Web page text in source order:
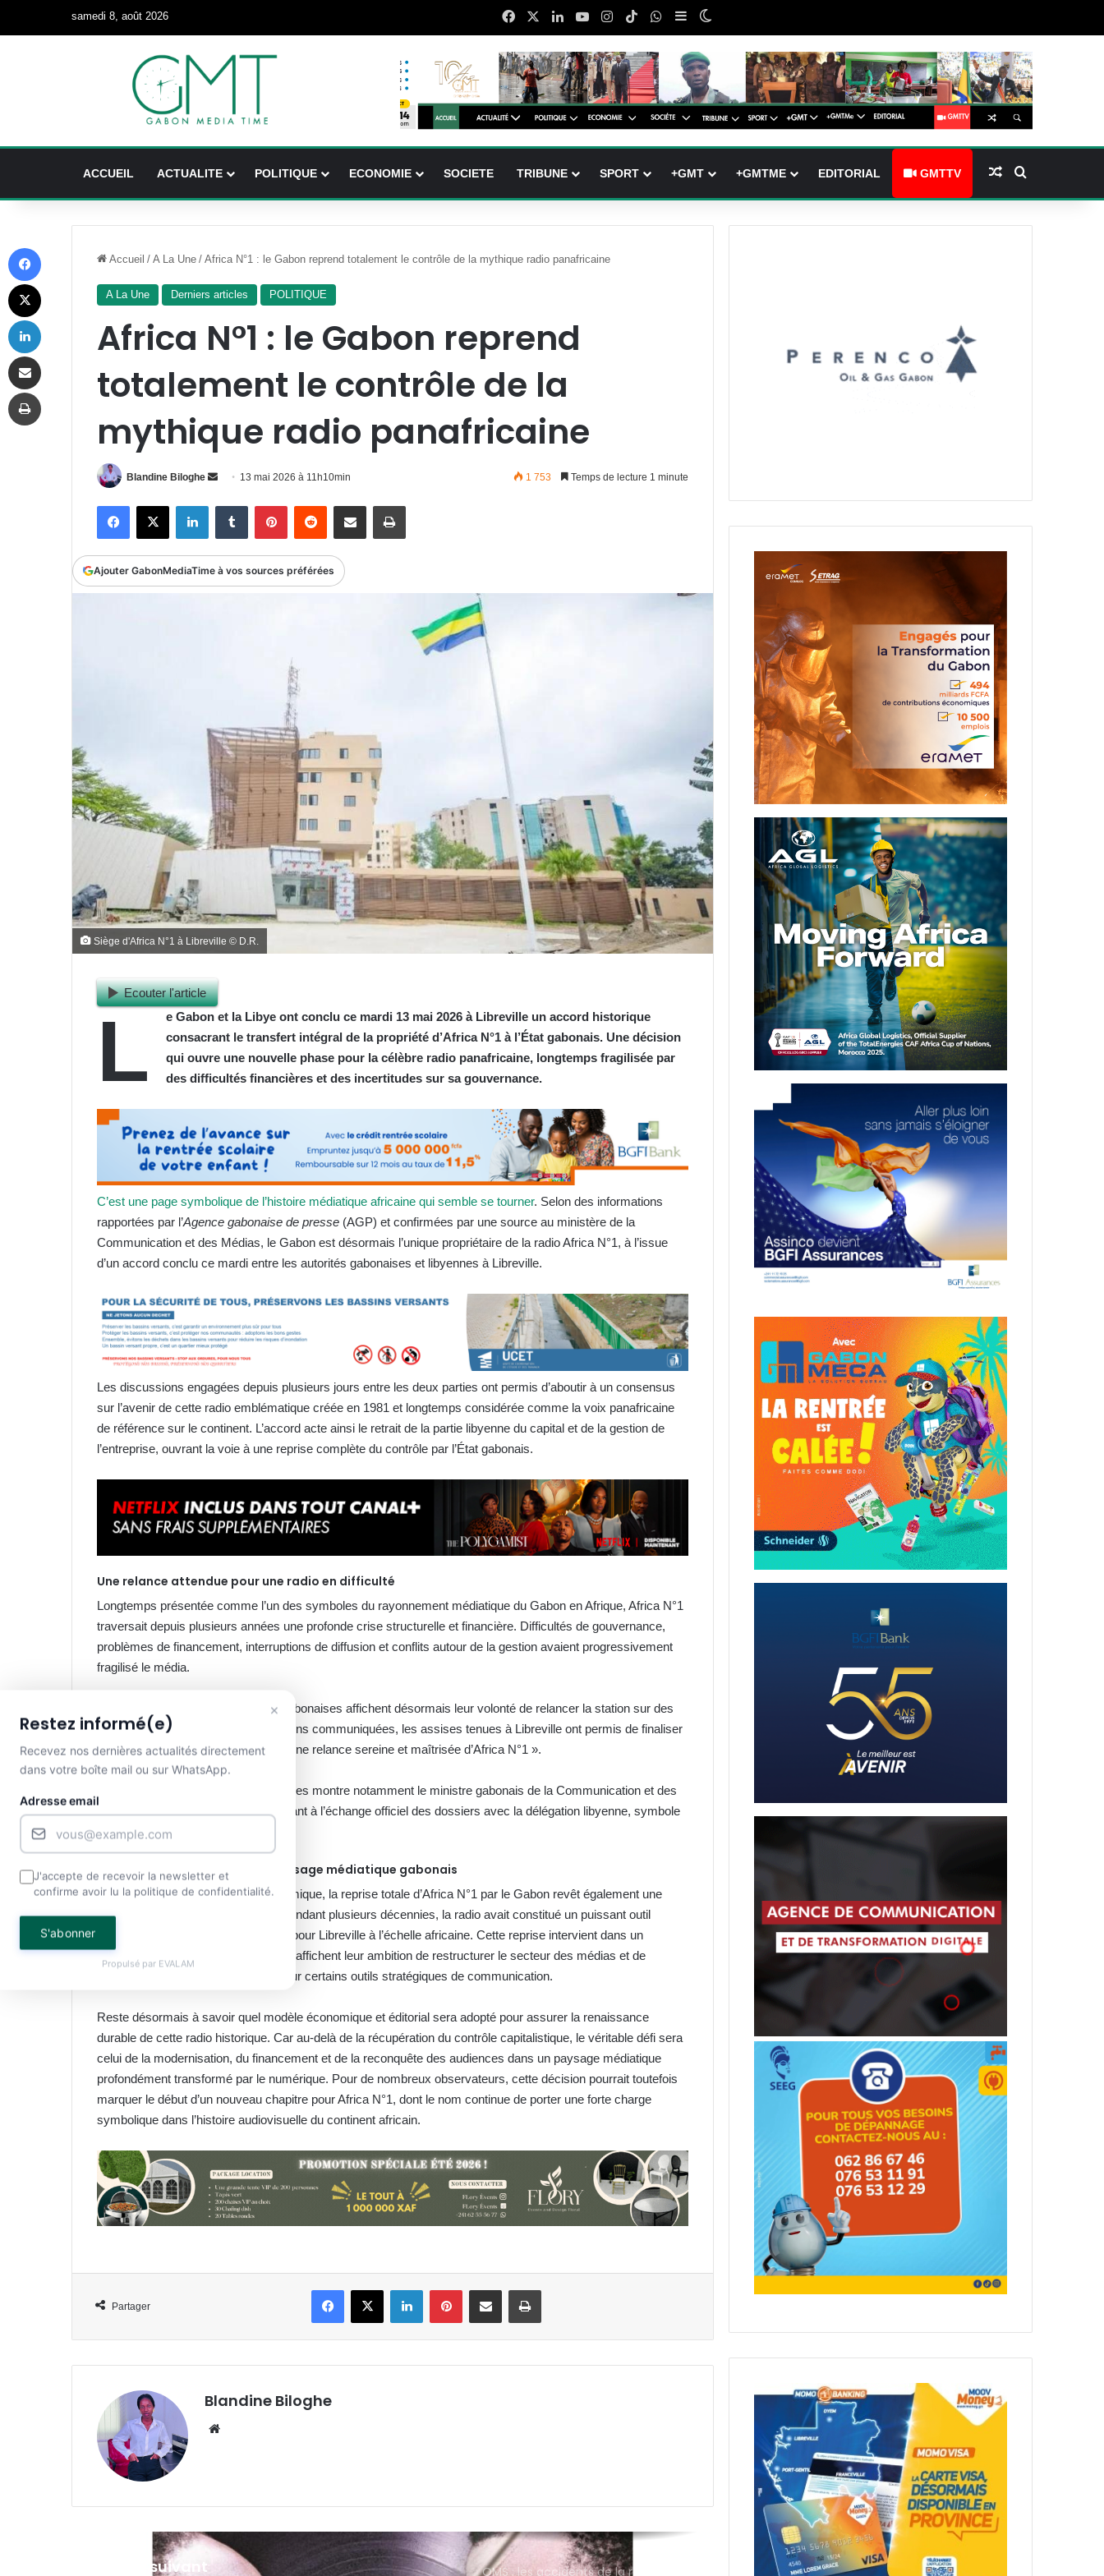
samedi 8, août 2026 FacebookLinkedinYouTubeInstagram
TikTokWhatsApp
Sidebar (barre latérale)
Switch skin
ACCUEIL ACTUALITE POLITIQUE ECONOMIE SOCIETE TRIBUNE SPORT +GMT +GMTME EDITORIAL GMTTV Article Aléatoire
Accueil / A La Une / Africa N°1 : le Gabon reprend totalement le contrôle de la mythique radio panafricaine
A La Une Derniers articles POLITIQUE
Africa N°1 : le Gabon reprend
totalement le contrôle de la
mythique radio panafricaine
Blandine Biloghe
Envoyer
courriel
13 mai 2026 à 11h10min 1 753 Temps de lecture 1 minute
FacebookX LinkedinTumblr PinterestReddit Partager par email Imprimer
Ajouter GabonMediaTime à vos sources préférées
Siège d'Africa N°1 à Libreville © D.R.
Ecouter l'article
L
e Gabon et la Libye ont conclu ce mardi 13 mai 2026 à Libreville un accord historique
consacrant le transfert intégral de la propriété d’Africa N°1 à l’État gabonais. Une décision
qui ouvre une nouvelle phase pour la célèbre radio panafricaine, longtemps fragilisée par
des difficultés financières et des incertitudes sur sa gouvernance.
C’est une page symbolique de l’histoire médiatique africaine qui semble se tourner. Selon des informations
rapportées par l’Agence gabonaise de presse (AGP) et confirmées par une source au ministère de la
Communication et des Médias, le Gabon est désormais l’unique propriétaire de la radio Africa N°1, à l’issue
d’un accord conclu ce mardi entre les autorités gabonaises et libyennes à Libreville.
Les discussions engagées depuis plusieurs jours entre les deux parties ont permis d’aboutir à un consensus
sur l’avenir de cette radio emblématique créée en 1981 et longtemps considérée comme la voix panafricaine
de référence sur le continent. L’accord acte ainsi le retrait de la partie libyenne du capital et de la gestion de
l’entreprise, ouvrant la voie à une reprise complète du contrôle par l’État gabonais.
Une relance attendue pour une radio en difficulté
Longtemps présentée comme l’un des symboles du rayonnement médiatique du Gabon en Afrique, Africa N°1
traversait depuis plusieurs années une profonde crise structurelle et financière. Difficultés de gouvernance,
problèmes de financement, interruptions de diffusion et conflits autour de la gestion avaient progressivement
fragilisé le média.
À travers cet accord, les autorités gabonaises affichent désormais leur volonté de relancer la station sur des
bases nouvelles. Selon les informations communiquées, les assises tenues à Libreville ont permis de finaliser
ce dossier sensible afin d’assurer « une relance sereine et maîtrisée d’Africa N°1 ».
L’image diffusée à l’issue des échanges montre notamment le ministre gabonais de la Communication et des
Médias, Germain Biahodjow, procédant à l’échange officiel des dossiers avec la délégation libyenne, symbole
d’un transfert désormais entériné.
Un enjeu stratégique pour le paysage médiatique gabonais
Au-delà de l’aspect purement économique, la reprise totale d’Africa N°1 par le Gabon revêt également une
dimension politique et stratégique. Pendant plusieurs décennies, la radio avait constitué un puissant outil
d’influence culturelle et diplomatique pour Libreville à l’échelle africaine. Cette reprise intervient dans un
contexte où les autorités gabonaises affichent leur ambition de restructurer le secteur des médias et de
renforcer la souveraineté nationale sur certains outils stratégiques de communication.
Reste désormais à savoir quel modèle économique et éditorial sera adopté pour assurer la renaissance
durable de cette radio historique. Car au-delà de la récupération du contrôle capitalistique, le véritable défi sera
celui de la modernisation, du financement et de la reconquête des audiences dans un paysage médiatique
profondément transformé par le numérique. Pour de nombreux observateurs, cette décision pourrait toutefois
marquer le début d’un nouveau chapitre pour Africa N°1, dont le nom continue de porter une forte charge
symbolique dans l’histoire audiovisuelle du continent africain.
Partager
FacebookX LinkedinPinterestPartager par email Imprimer
Blandine Biloghe
Lire le suivant
paludisme originaire d’Asie
Hôpital de la Coopération Sino-
Gabonaise : dialogue engagé après
un mouvement d’humeur du
Ebola : contamination record avec
plus de 3000 cas confirmés en RDC
signalisation au coeur des travaux
Cinéma : «CLASH», la nouvelle série
×
Restez informé(e)
Recevez nos dernières actualités directement
dans votre boîte mail ou sur WhatsApp.
Adresse email
J'accepte de recevoir la newsletter et
confirme avoir lu la politique de confidentialité.
S'abonner
Propulsé par EVALAM